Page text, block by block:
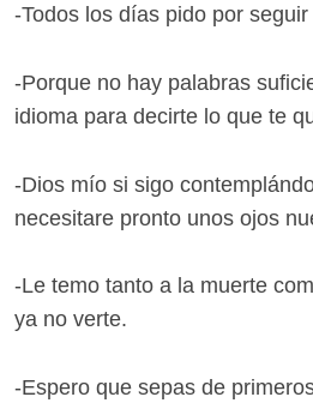
-Todos los días pido por
-Porque no hay palabras
idioma para decirte lo que te
-Dios mío si sigo
necesitare pronto unos ojos
-Le temo tanto a la muerte
ya no verte.
-Espero que sepas de